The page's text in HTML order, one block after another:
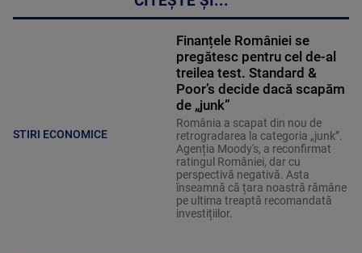
STIRI ECONOMICE
Finanțele României se
pregătesc pentru cel de-al
treilea test. Standard &
Poor’s decide dacă scapăm
de „junk”
România a scapat din nou de
retrogradarea la categoria „junk”.
Agenția Moody's, a reconfirmat
ratingul României, dar cu
perspectivă negativă. Asta
înseamnă că țara noastră rămâne
pe ultima treaptă recomandată
investițiilor.